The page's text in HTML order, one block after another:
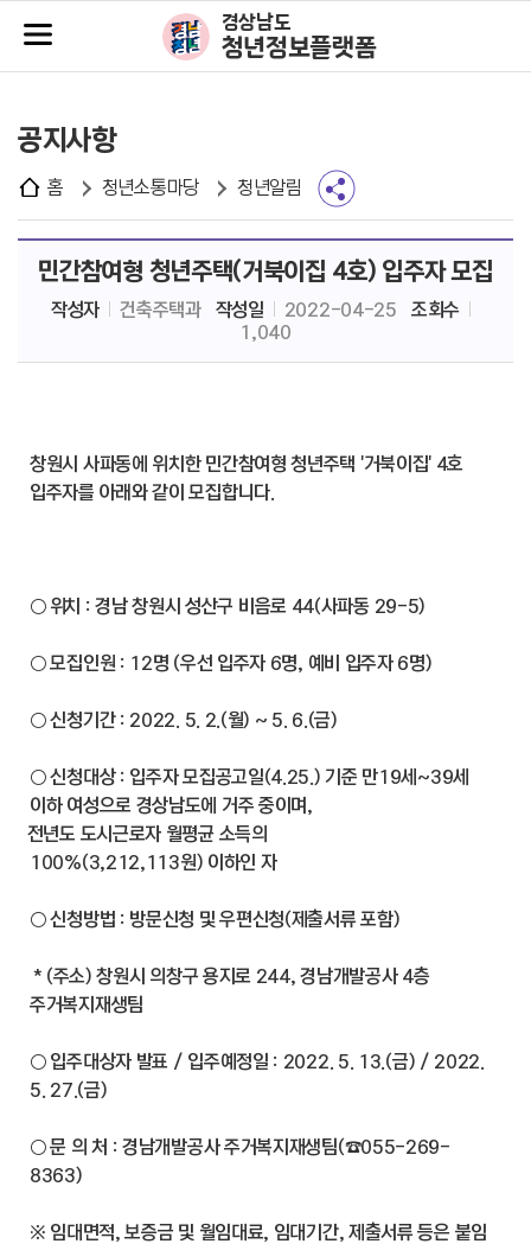
주메뉴바로가기
본문바로가기
경상남도
청년정보플랫폼
공지사항
홈 청년소통마당 청년알림
민간참여형 청년주택(거북이집 4호) 입주자 모집
작성자 건축주택과 작성일 2022-04-25
조회수
1,040
창원시 사파동에 위치한 민간참여형 청년주택 '거북이집' 4호
입주자를 아래와 같이 모집합니다.
○ 위 치 : 경남 창원시 성산구 비음로 44(사파동 29-5)
○ 모집인원 : 12명 (우선 입주자 6명, 예비 입주자 6명)
○ 신청기간 : 2022. 5. 2.(월) ~ 5. 6.(금)
○ 신청대상 : 입주자 모집공고일(4.25.) 기준 만19세~39세
이하 여성으로 경상남도에 거주 중이며,
전년도 도시근로자 월평균 소득의
100%(3,212,113원) 이하인 자
○ 신청방법 : 방문신청 및 우편신청(제출서류 포함)
* (주소) 창원시 의창구 용지로 244, 경남개발공사 4층
주거복지재생팀
○ 입주대상자 발표 / 입주예정일 : 2022. 5. 13.(금) / 2022.
5. 27.(금)
○ 문 의 처 : 경남개발공사 주거복지재생팀(☎055-269-
8363)
※ 임대면적, 보증금 및 월임대료, 임대기간, 제출서류 등은 붙임